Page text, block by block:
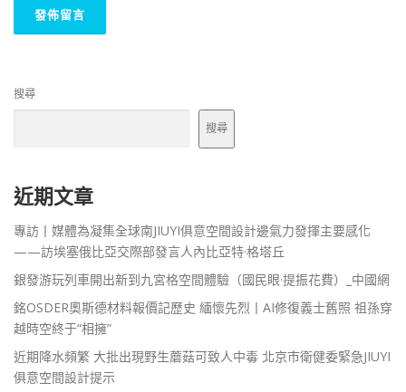
搜尋
搜尋
近期文章
專訪丨媒體為凝集全球南JIUYI俱意空間設計邊氣力發揮主要感化
——訪埃塞俄比亞交際部發言人內比亞特·格塔丘
銀發游玩列車開出新到九宮格空間體驗（國民眼·提振花費）_中國網
銘OSDER奧斯德材料報價記歷史 緬懷先烈丨AI修復義士舊照 祖孫穿
越時空終于“相擁”
近期降水頻繁 大批出現野生蘑菇可致人中毒 北京市衛健委緊急JIUYI
俱意空間設計提示